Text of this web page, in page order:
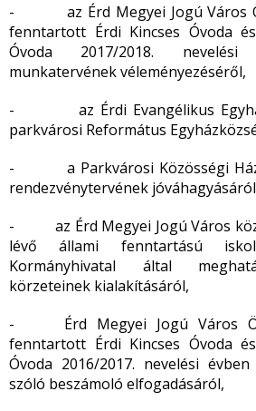
- az Érd Megyei Jogú Város
fenntartott Érdi Kincses Óvoda
Óvoda 2017/2018.
munkatervének véleményezéséről,
- az Érdi Evangélikus
parkvárosi Református
- a Parkvárosi Közösségi Ház
rendezvénytervének
- az Érd Megyei Jogú Város
lévő állami fenntartású
Kormányhivatal által
körzeteinek kialakításáról,
- Érd Megyei Jogú Város
fenntartott Érdi Kincses Óvoda
Óvoda 2016/2017. nevelési
szóló beszámoló elfogadásáról,